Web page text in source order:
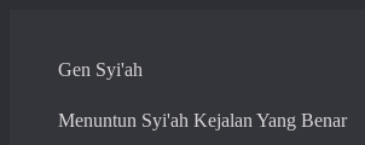
contentGen Syi'ah
Menuntun Syi'ah Kejalan Yang Benar